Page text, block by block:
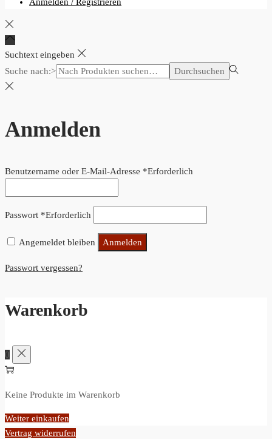
Suchtext eingeben
Suche nach:>
Durchsuchen
Anmelden
Benutzername oder E-Mail-Adresse *Erforderlich
Passwort *Erforderlich
Angemeldet bleiben Anmelden
Passwort vergessen?
Warenkorb
0
Keine Produkte im Warenkorb
Weiter einkaufen
Vertrag widerrufen